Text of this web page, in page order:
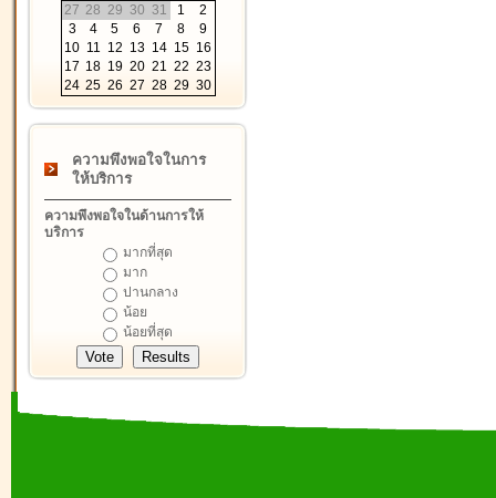
27 28 29 30 31 1
2
3
4 5 6 7 8
9
10 11 12 13 14 15 16
17 18 19 20 21 22 23
24 25 26 27 28 29 30
ความพึงพอใจในการ
ให้บริการ
ความพึงพอใจในด้านการให้
บริการ
มากที่สุด
มาก
ปานกลาง
น้อย
น้อยที่สุด